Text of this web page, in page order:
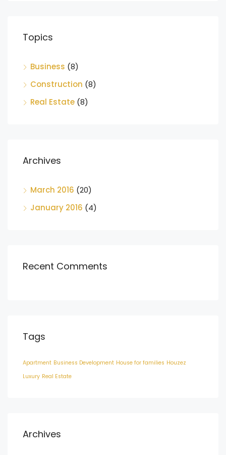
Topics
Business (8)
Construction (8)
Real Estate (8)
Archives
March 2016 (20)
January 2016 (4)
Recent Comments
Tags
Apartment Business Development House for families Houzez
Luxury Real Estate
Archives